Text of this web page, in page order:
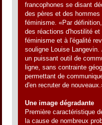
francophones se disant
des pères et des
féminisme. «Par
des réactions d'hostilité
féminisme et à l'égalité
souligne Louise
un puissant outil de
ligne, sans contrainte
permettant de
d'en recruter de
Une image dégradante
Première caractéristique
la cause de nombreux